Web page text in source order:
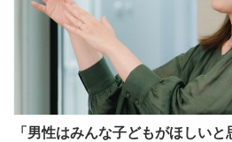
「男性はみんな子どもがほしい